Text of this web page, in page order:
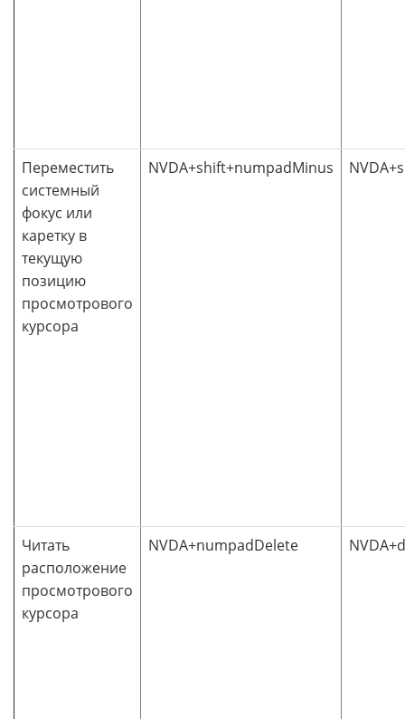
Переместить
системный
фокус или
каретку в
текущую
позицию
просмотрового
курсора
NVDA+shift+numpadMinus
Читать
расположение
просмотрового
курсора
NVDA+numpadDelete